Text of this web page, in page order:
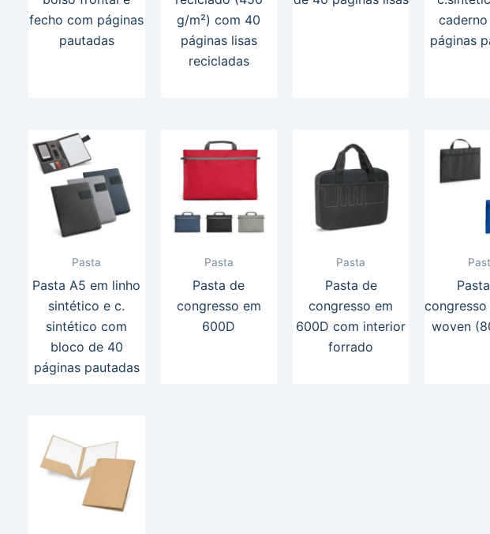
fecho com páginas
pautadas
g/m²) com 40
páginas lisas
recicladas
páginas
Pasta
Pasta A5 em linho
sintético e c.
sintético com
bloco de 40
páginas pautadas
Pasta
Pasta de
congresso em
600D
Pasta
Pasta de
congresso em
600D com interior
forrado
woven